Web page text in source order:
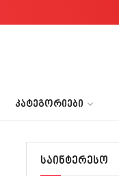
ᲙᲐᲢᲔᲒᲝᲠᲘᲔᲑᲘ
საინტერესო